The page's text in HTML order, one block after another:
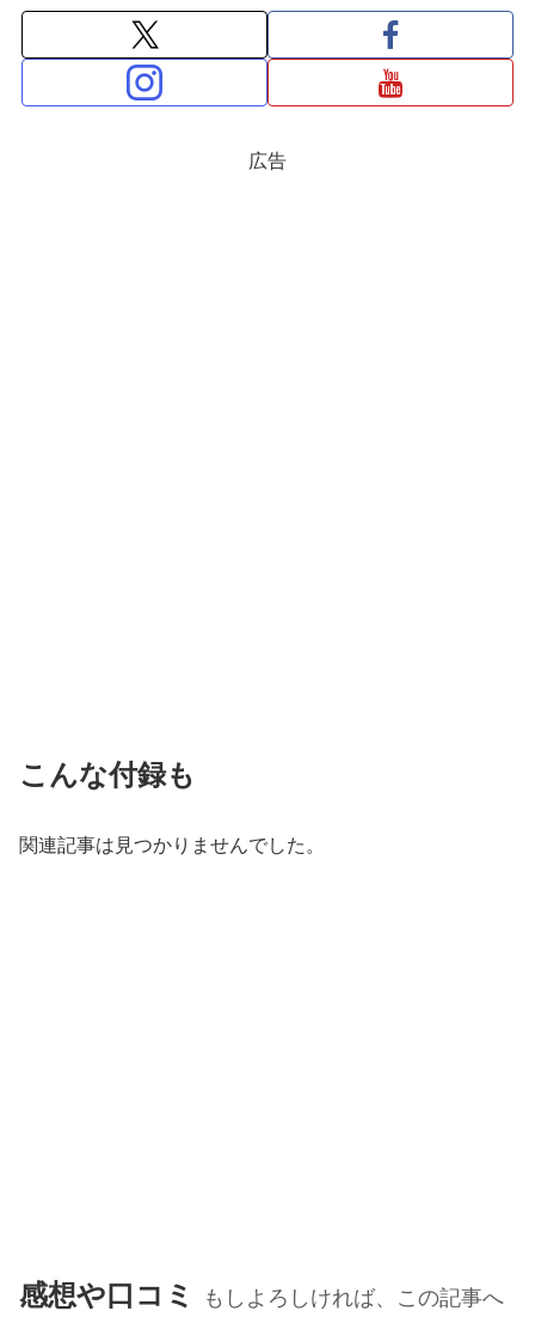
広告
こんな付録も
関連記事は見つかりませんでした。
感想や口コミ
もしよろしければ、この記事へ